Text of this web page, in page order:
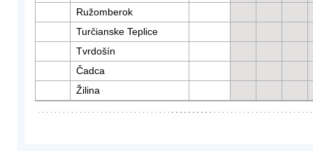
Ružomberok
Turčianske Teplice
Tvrdošín
Čadca
Žilina